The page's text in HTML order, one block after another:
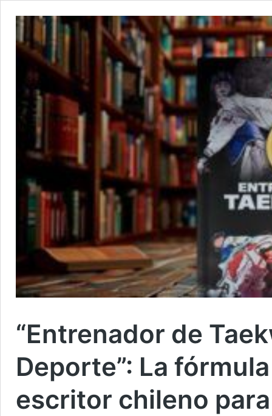
“Entrenador de
Deporte”: La
escritor chileno